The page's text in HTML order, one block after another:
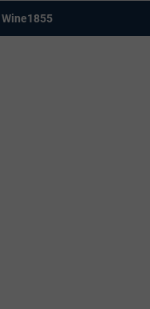
Wine1855